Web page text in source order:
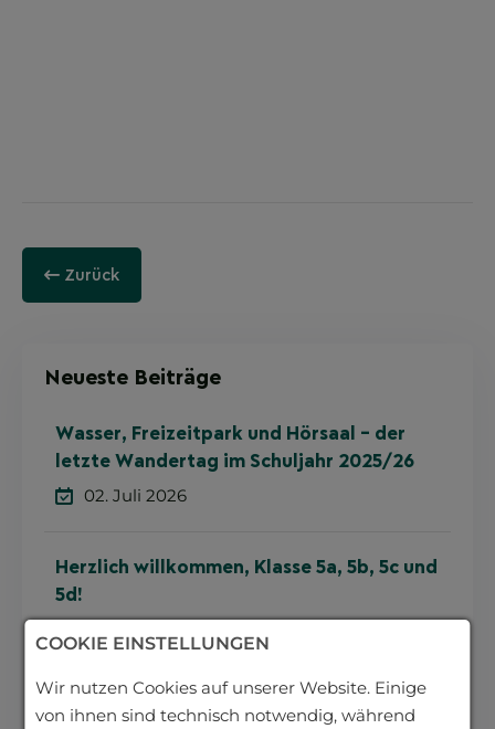
Zurück
Neueste Beiträge
Wasser, Freizeitpark und Hörsaal – der
letzte Wandertag im Schuljahr 2025/26
02. Juli 2026
Herzlich willkommen, Klasse 5a, 5b, 5c und
5d!
COOKIE EINSTELLUNGEN
Wir nutzen Cookies auf unserer Website. Einige
von ihnen sind technisch notwendig, während